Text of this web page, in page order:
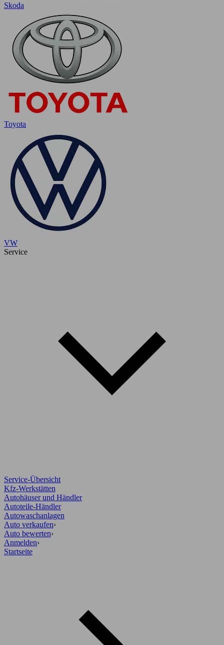
Skoda
Toyota
VW
Service
Service-Übersicht
Kfz-Werkstätten
Autohäuser und Händler
Autoteile-Händler
Autowaschanlagen
Auto verkaufen›
Auto bewerten›
Anmelden›
Startseite